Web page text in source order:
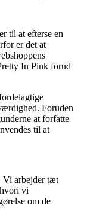
til at efterse en
er det at
In Pink forud
Foruden
at forfatte
til at
Vi arbejder tæt
vi
om de